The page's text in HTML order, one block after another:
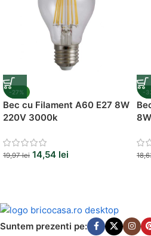
-27%
Bec cu Filament A60 E27 8W
220V 3000k
19,97lei 14,54 lei
-
Suntem prezenti pe: